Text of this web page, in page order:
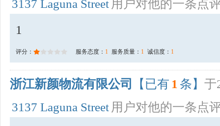
3137 Laguna Street 用户对他的一条点
1
评分： 服务态度： 1 服务质量： 1 诚信度： 1
浙江新颜物流有限公司 【已有 1 条】 于
3137 Laguna Street 用户对他的一条点